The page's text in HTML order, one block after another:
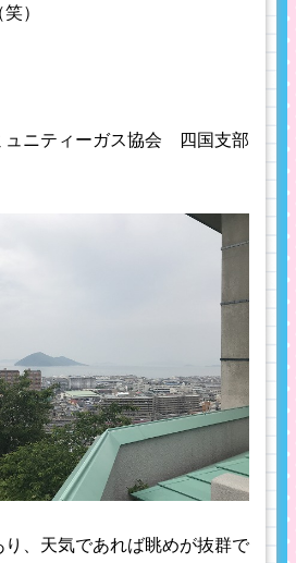
）
ュニティーガス協会 四国支部
り、天気であれば眺めが抜群で